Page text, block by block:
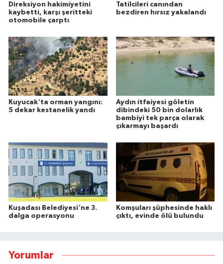
Direksiyon hakimiyetini
kaybetti, karşı şeritteki
otomobile çarptı
Tatilcileri canından
bezdiren hırsız yakalandı
Kuyucak'ta orman yangını:
5 dekar kestanelik yandı
Aydın itfaiyesi göletin
dibindeki 50 bin dolarlık
bambiyi tek parça olarak
çıkarmayı başardı
Kuşadası Belediyesi'ne 3.
dalga operasyonu
Komşuları şüphesinde haklı
çıktı, evinde ölü bulundu
Yorumlar